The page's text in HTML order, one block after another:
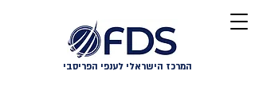
המרכז הישראלי לענפי הפריסבי